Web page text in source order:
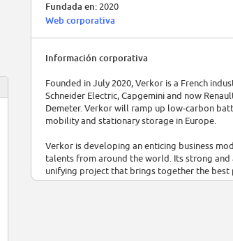
Fundada en: 2020
Web corporativa
Información corporativa
Founded in July 2020, Verkor is a French
Schneider Electric, Capgemini and now
Demeter. Verkor will ramp up low-carbon
mobility and stationary storage in Europe.
Verkor is developing an enticing business
talents from around the world. Its strong
unifying project that brings together the best
skills and resources. Verkor will draw on